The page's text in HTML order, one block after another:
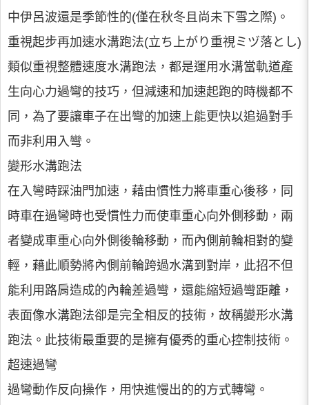
中伊呂波還是季節性的(僅在秋冬且尚未下雪之際)。
重視起步再加速水溝跑法(立ち上がり重視ミヅ落とし)
類似重視整體速度水溝跑法，都是運用水溝當軌道產
生向心力過彎的技巧，但減速和加速起跑的時機都不
同，為了要讓車子在出彎的加速上能更快以追過對手
而非利用入彎。
變形水溝跑法
在入彎時踩油門加速，藉由慣性力將車重心後移，同
時車在過彎時也受慣性力而使車重心向外側移動，兩
者變成車重心向外側後輪移動，而內側前輪相對的變
輕，藉此順勢將內側前輪跨過水溝到對岸，此招不但
能利用路肩造成的內輪差過彎，還能縮短過彎距離，
表面像水溝跑法卻是完全相反的技術，故稱變形水溝
跑法。此技術最重要的是擁有優秀的重心控制技術。
超速過彎
過彎動作反向操作，用快進慢出的的方式轉彎。